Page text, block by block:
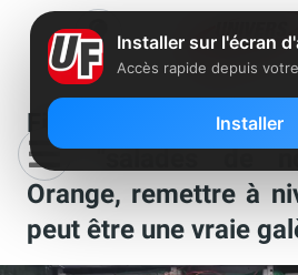
Fibre : 30% des
des “salades de
Orange, remettre à
peut être une vraie
Installer sur l'écran
Accès rapide depuis
Installer